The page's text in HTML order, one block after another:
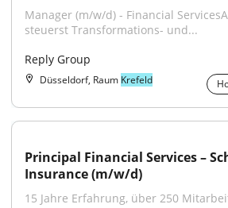
Manager (m/w/d) - Financial
steuerst Transformations- und...
Reply Group
Düsseldorf, Raum Krefeld
Principal Financial Services –
Insurance (m/w/d)
15 Jahre Erfahrung, über 250